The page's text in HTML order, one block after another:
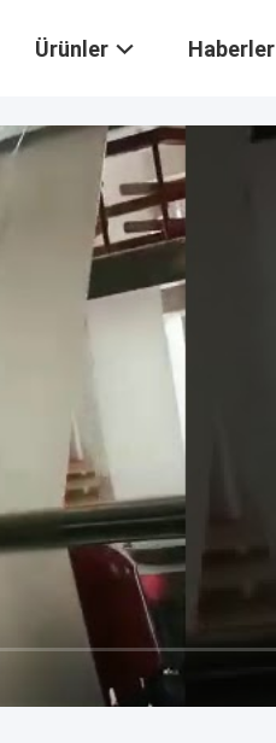
Ürünler Haberler